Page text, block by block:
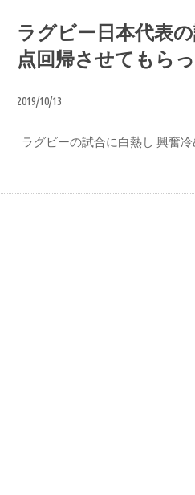
ラグビー日本代表
点回帰させてもら
2019/10/13
ラグビーの試合に白熱し 興奮